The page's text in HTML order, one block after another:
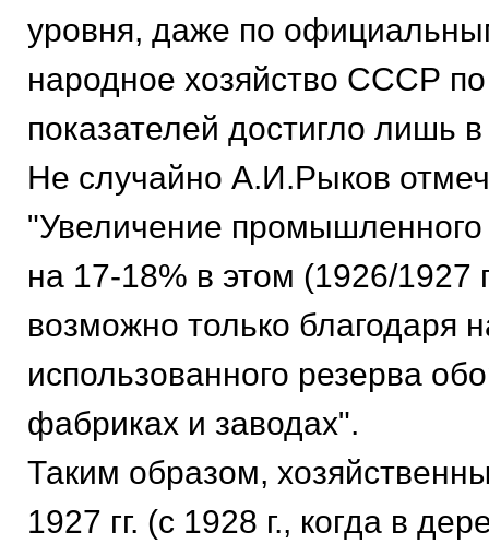
уpовня, даже по
наpодное хозяйство СССР
показателей достигло лишь
Hе случайно А.И.Рыков
"Увеличение пpомышленного
на 17-18% в этом (1926/1927
возможно только благодаpя
использованного pезеpва
фабpиках и заводах".
Таким обpазом,
1927 гг. (с 1928 г., когда в